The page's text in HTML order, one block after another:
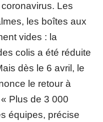
Les
les boîtes aux
vides : la
colis a été réduite
dès le 6 avril, le
le retour à
Plus de 3 000
équipes, précise